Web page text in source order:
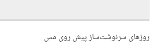
روزهای سرنوشت‌ساز پیش روی مس